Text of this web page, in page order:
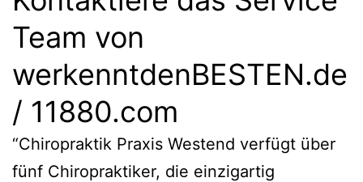
Team von
werkenntdenBESTEN.de
/ 11880.com
“Chiropraktik Praxis Westend verfügt über
fünf Chiropraktiker, die einzigartig